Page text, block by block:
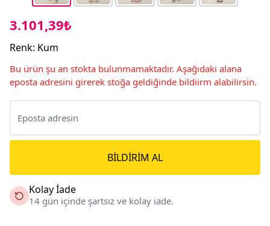
3.101,39₺
Renk: Kum
Bu ürün şu an stokta bulunmamaktadır. Aşağıdaki alana
eposta adresini girerek stoğa geldiğinde bildiirm alabilirsin.
BILDIRIM AL
Kolay İade
14 gün içinde şartsız ve kolay iade.